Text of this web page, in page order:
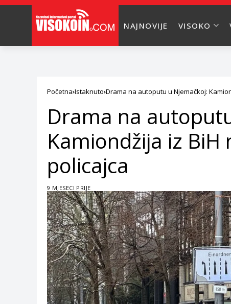
NAJNOVIJE VISOKO
Početna Istaknuto Drama na autoputu u Njemačkoj:
Drama na
Kamiondžija iz BiH
policajca
9 MJESECI PRIJE